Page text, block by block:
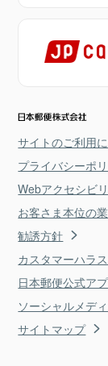
サイトのご利用
プライバシーポ
Webアクセシビ
お客さま本位の
勧誘方針
カスタマーハラ
日本郵便公式ア
ソーシャルメデ
サイトマップ